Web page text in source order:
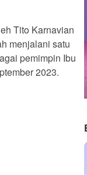
Tito Karnavian
menjalani satu
pemimpin Ibu
2023.